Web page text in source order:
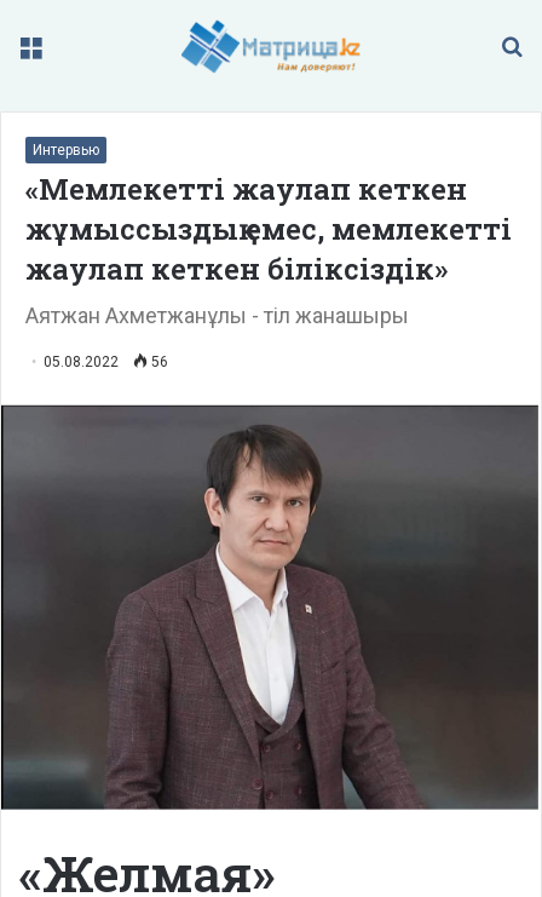
Меню
Интервью
«Мемлекетті жаулап кеткен
жұмыссыздық емес, мемлекетті
жаулап кеткен біліксіздік»
Аятжан Ахметжанұлы - тіл жанашыры
05.08.2022 56
«Желмая»